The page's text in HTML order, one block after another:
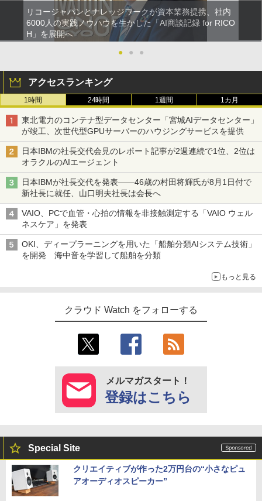
リコージャパンとナレッジワークが資本業務提携、社内
6000人の実践ノウハウを生かした「AI商談記録 for RICO
H」を展開へ
●
● ●
アクセスランキング
1時間 24時間 1週間 1カ月
東北電力のコンテナ型データセンター「宮城AIデータセンター」
が竣工、次世代型GPUサーバーのハウジングサービスを提供
日本IBMの社長交代会見のレポート記事が2週連続で1位、2位は
オラクルのAIエージェント
日本IBMが社長交代を発表――46歳の村田将輝氏が8月1日付で
新社長に就任、山口明夫社長は会長へ
VAIO、PCで血管・心拍の情報を非接触測定する「VAIO ウェル
ネスケア」を発表
OKI、ディープラーニングを用いた「船舶分類AIシステム技術」
を開発 海中音を学習して船舶を分類
もっと見る
クラウド Watch をフォローする
メルマガスタート！
登録はこちら
Special Site
クリエイティブが作った2万円台の“小さなピュ
アオーディオスピーカー”